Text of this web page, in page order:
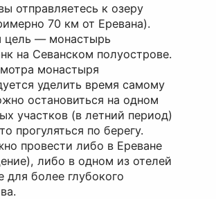
отправляетесь к озеру
70 км от Еревана).
цель — монастырь
на Севанском полуострове.
монастыря
уделить время самому
остановиться на одном
участков (в летний период)
прогуляться по берегу.
провести либо в Ереване
либо в одном из отелей
для более глубокого